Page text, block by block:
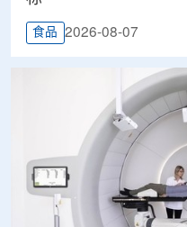
食品 2026-08-07